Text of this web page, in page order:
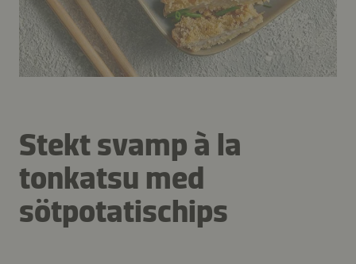
Stekt svamp à la
tonkatsu med
sötpotatischips